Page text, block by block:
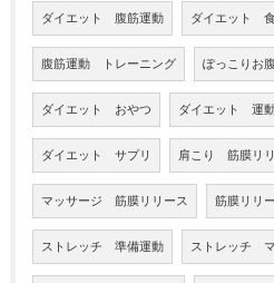
ダイエット 腹筋運動 ダイエット
腹筋運動 トレーニング ぽっこりお
ダイエット おやつ ダイエット 運
ダイエット サプリ 肩こり 筋膜リ
マッサージ 筋膜リリース 筋膜リリ
ストレッチ 準備運動 ストレッチ